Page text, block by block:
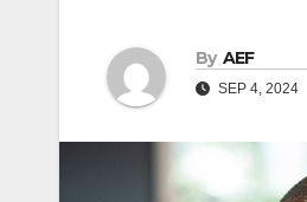
By AEF
SEP 4, 2024